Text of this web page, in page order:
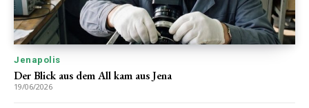
Jenapolis
Der Blick aus dem All kam aus Jena
19/06/2026